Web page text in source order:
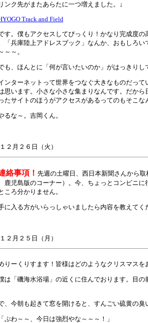
ンク先がまたあらたに一つ増えました。↓
Track and Field
す。僕もアクセスしてびっくり！かなり完成度の
「兵庫陸上アドレスブック」なんか、おもしろ
～～。
も、ほんとに「何が言いたいのか」がはっきりし
ンターネットって世界をつなぐ大きなものだって
思います。小さな小さな集まりなんです。だか
たサイトのほうがアクセスがあるってのもそこな
るな～。吉岡くん。
２月 ２６ 日（火）
絡事項！ 先週の土曜日、西日本新聞さんから
鹿児島版のコーナー）。今、ちょっとコンビニ
ころ分かりません。
に入る方がいらっしゃいましたら内容を教えてく
２月 ２５ 日（月）
りーくりすます！皆様はどのようなクリスマスを
は「磯海水浴場」の近くに住んでおります。目の
、今朝も起きて窓を開けると、すんごい硫黄の臭
ぷわ～～、今日は強烈やな～～～！」